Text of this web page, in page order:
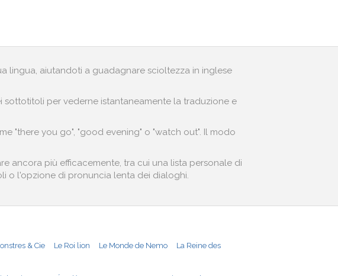
lingua, aiutandoti a guadagnare scioltezza in inglese
sottotitoli per vederne istantaneamente la traduzione e
"there you go", "good evening" o "watch out". Il modo
ancora più efficacemente, tra cui una lista personale di
o l'opzione di pronuncia lenta dei dialoghi.
& Cie Le Roi lion Le Monde de Nemo
La Reine des